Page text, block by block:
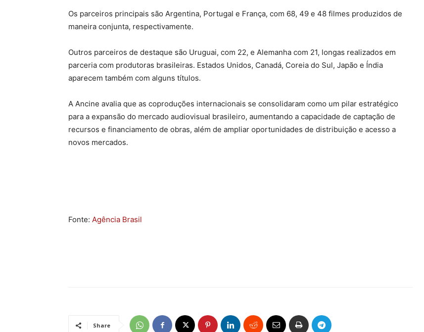
Os parceiros principais são Argentina, Portugal e França, com 68, 49 e 48 filmes produzidos de
maneira conjunta, respectivamente.
Outros parceiros de destaque são Uruguai, com 22, e Alemanha com 21, longas realizados em
parceria com produtoras brasileiras. Estados Unidos, Canadá, Coreia do Sul, Japão e Índia
aparecem também com alguns títulos.
A Ancine avalia que as coproduções internacionais se consolidaram como um pilar estratégico
para a expansão do mercado audiovisual brasileiro, aumentando a capacidade de captação de
recursos e financiamento de obras, além de ampliar oportunidades de distribuição e acesso a
novos mercados.
Fonte: Agência Brasil
Share